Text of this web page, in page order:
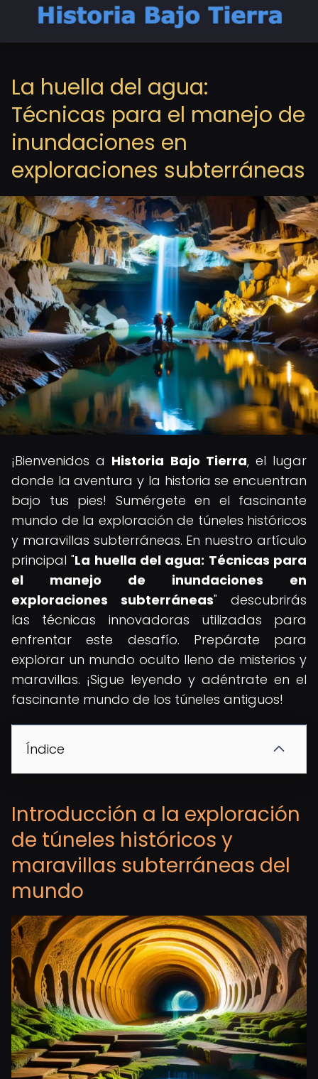
La huella del agua:
Técnicas para el manejo de
inundaciones en
exploraciones subterráneas
¡Bienvenidos a Historia Bajo Tierra, el lugar
donde la aventura y la historia se encuentran
bajo tus pies! Sumérgete en el fascinante
mundo de la exploración de túneles históricos
y maravillas subterráneas. En nuestro artículo
principal "La huella del agua: Técnicas para
el manejo de inundaciones en
exploraciones subterráneas" descubrirás
las técnicas innovadoras utilizadas para
enfrentar este desafío. Prepárate para
explorar un mundo oculto lleno de misterios y
maravillas. ¡Sigue leyendo y adéntrate en el
fascinante mundo de los túneles antiguos!
Índice
Introducción a la exploración
de túneles históricos y
maravillas subterráneas del
mundo